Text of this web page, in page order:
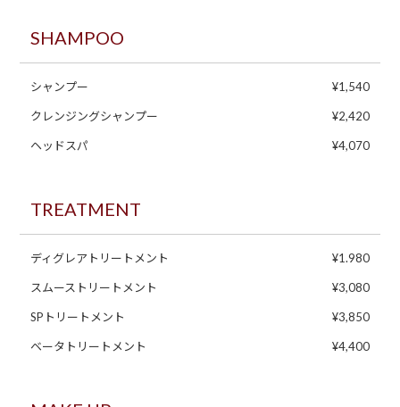
SHAMPOO
シャンプー ¥1,540
クレンジングシャンプー ¥2,420
ヘッドスパ ¥4,070
TREATMENT
ディグレアトリートメント ¥1.980
スムーストリートメント ¥3,080
SPトリートメント ¥3,850
ベータトリートメント ¥4,400